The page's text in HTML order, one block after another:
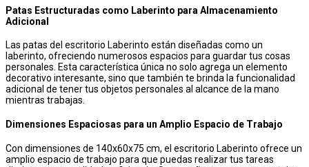
Patas Estructuradas como Laberinto para Almacenamiento
Adicional
Las patas del escritorio Laberinto están diseñadas como un
laberinto, ofreciendo numerosos espacios para guardar tus cosas
personales. Esta característica única no solo agrega un elemento
decorativo interesante, sino que también te brinda la funcionalidad
adicional de tener tus objetos personales al alcance de la mano
mientras trabajas.
Dimensiones Espaciosas para un Amplio Espacio de Trabajo
Con dimensiones de 140x60x75 cm, el escritorio Laberinto ofrece un
amplio espacio de trabajo para que puedas realizar tus tareas